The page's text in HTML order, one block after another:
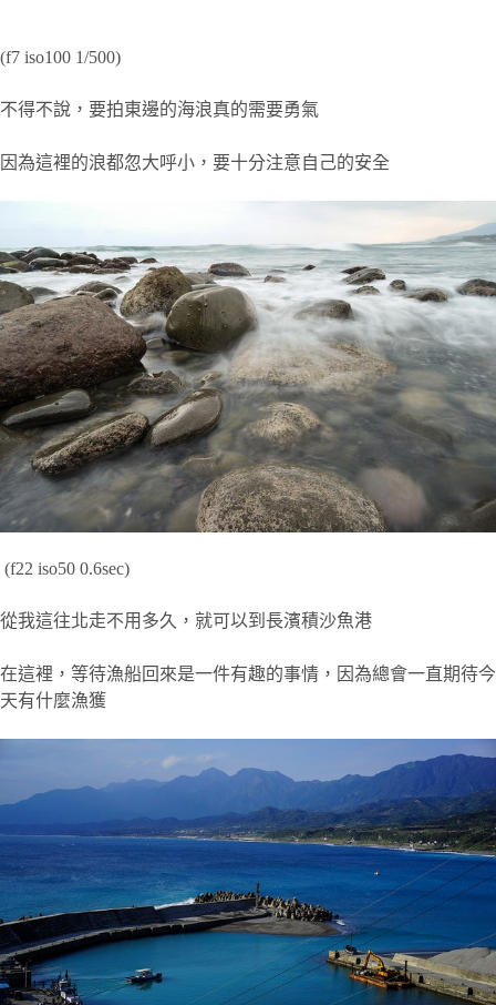
(f7 iso100 1/500)
不得不說，要拍東邊的海浪真的需要勇氣
因為這裡的浪都忽大呼小，要十分注意自己的安全
(f22 iso50 0.6sec)
從我這往北走不用多久，就可以到長濱積沙魚港
在這裡，等待漁船回來是一件有趣的事情，因為總會一直期待今
天有什麼漁獲